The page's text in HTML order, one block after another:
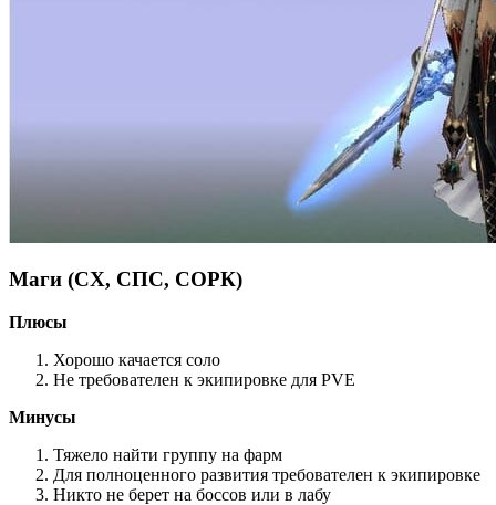
Маги (СХ, СПС, СОРК)
Плюсы
Хорошо качается соло
Не требователен к экипировке для PVE
Минусы
Тяжело найти группу на фарм
Для полноценного развития требователен к экипировке
Никто не берет на боссов или в лабу